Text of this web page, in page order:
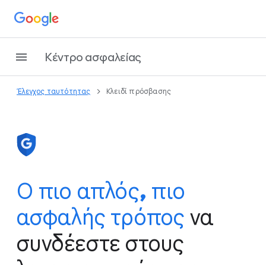
Κέντρο ασφαλείας
Έλεγχος ταυτότητας Κλειδί πρόσβασης
Ο πιο απλός, πιο
ασφαλής τρόπος να
συνδέεστε στους